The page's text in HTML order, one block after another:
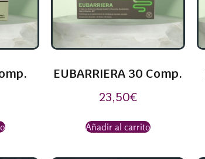
EUBARRIERA 30 Comp.
23,50€
Añadir al carrito